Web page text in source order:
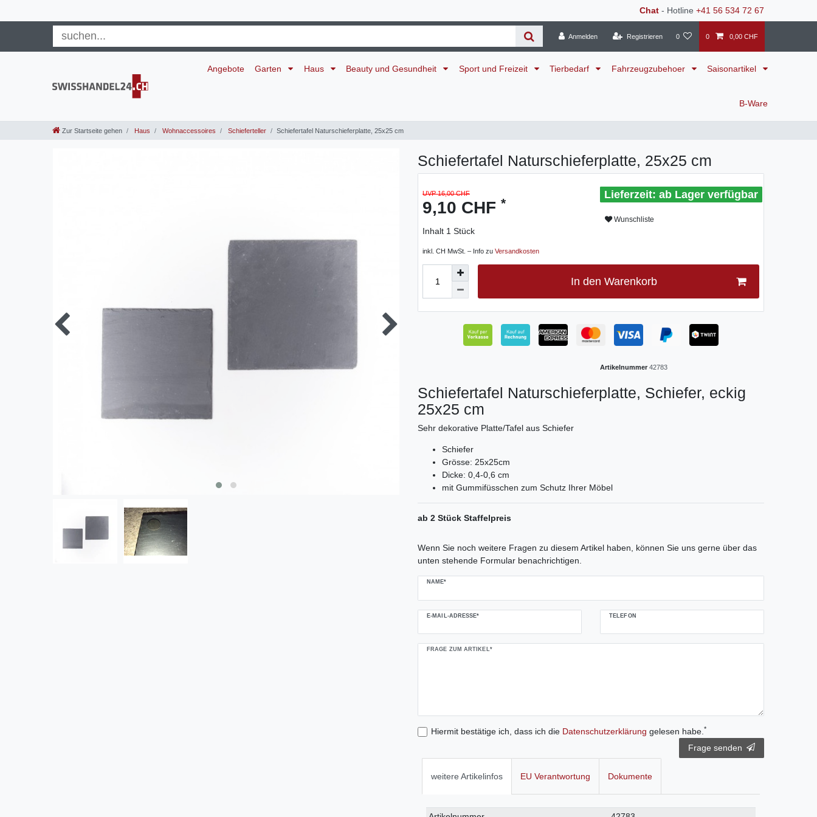
Chat - Hotline +41 56 534 72 67
Anmelden Registrieren 0 0 0,00 CHF
Angebote Garten Haus Beauty und Gesundheit Sport und Freizeit Tierbedarf Fahrzeugzubehoer Saisonartikel
B-Ware
Zur Startseite gehen Haus Wohnaccessoires Schieferteller Schiefertafel Naturschieferplatte, 25x25 cm
Schiefertafel Naturschieferplatte, 25x25 cm
UVP 16,00 CHF
9,10 CHF *
Inhalt 1 Stück
inkl. CH MwSt. – Info zu Versandkosten
ab Lager verfügbar
Wunschliste
In den Warenkorb
Artikelnummer 42783
Schiefertafel Naturschieferplatte, Schiefer, eckig
25x25 cm
Sehr dekorative Platte/Tafel aus Schiefer
Schiefer
Grösse: 25x25cm
Dicke: 0,4-0,6 cm
mit Gummifüsschen zum Schutz Ihrer Möbel
ab 2 Stück Staffelpreis
Wenn Sie noch weitere Fragen zu diesem Artikel haben, können Sie uns gerne über das
unten stehende Formular benachrichtigen.
NAME*
E-MAIL-ADRESSE* TELEFON
FRAGE ZUM ARTIKEL*
Hiermit bestätige ich, dass ich die Daten­schutz­erklärung gelesen habe.*
Frage senden
weitere Artikelinfos EU Verantwortung Dokumente